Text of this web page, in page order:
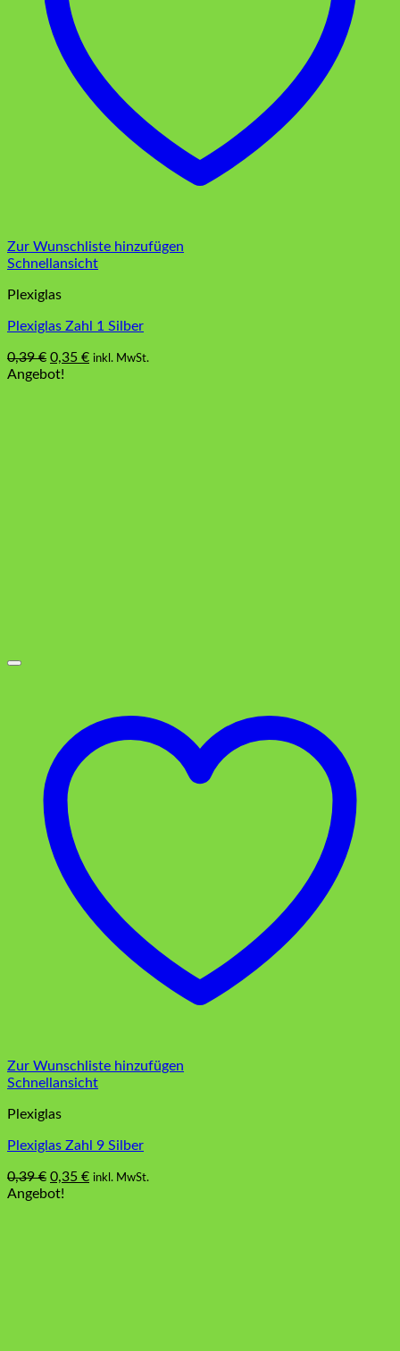
Zur Wunschliste hinzufügen
Schnellansicht
Plexiglas
Plexiglas Zahl 1 Silber
0,39€ Ursprünglicher
Preis
0,35 €Aktueller
inkl. MwSt.
Angebot!
Zur Wunschliste hinzufügen
Schnellansicht
Plexiglas
Plexiglas Zahl 9 Silber
0,39€ Ursprünglicher
Preis
0,35 €Aktueller
inkl. MwSt.
Angebot!